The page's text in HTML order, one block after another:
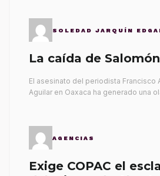
SOLEDAD JARQUÍN
La caída de Salomón
El asesinato del periodista Francisco
Aguilar en Oaxaca ha generado una
AGENCIAS
Exige COPAC el